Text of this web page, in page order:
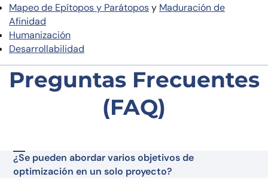
Mapeo de Epítopos y Parátoposy Maduración de
Afinidad
Humanización
Desarrollabilidad
Preguntas Frecuentes
(FAQ)
¿Se pueden abordar varios objetivos de
optimización en un solo proyecto?